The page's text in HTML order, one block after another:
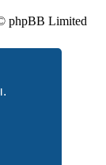
phpBB Limited